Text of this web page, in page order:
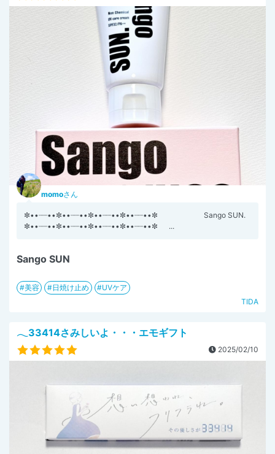
momoさん
✼••┈┈••✼••┈┈••✼••┈┈••✼••┈┈••✼ Sango SUN.
✼••┈┈••✼••┈┈••✼••┈┈••✼••┈┈••✼ ...
Sango SUN
美容 日焼け止め
UVケア
TIDA
𓂃33414さみしいよ・・・エモギフト
2025/02/10